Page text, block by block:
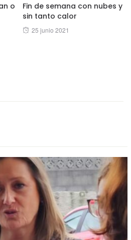
o
Fin de semana con nubes y
sin tanto calor
Posted
25 junio 2021